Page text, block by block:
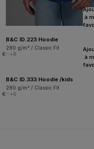
à
B&C ID.223 Hoodie
280 g/m² / Classic Fit
+8
à
B&C ID.333 Hoodie /kids
280 g/m² / Classic Fit
+6